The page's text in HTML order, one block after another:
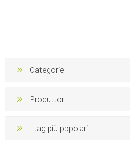
Categorie
Produttori
I tag più popolari